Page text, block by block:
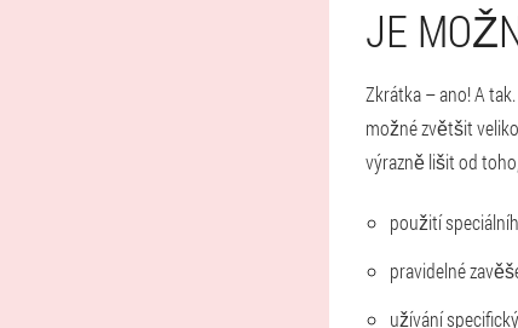
JE
Zkrátka – ano! A
možné zvětšit
výrazně lišit od
použití
pravidelné
užívání